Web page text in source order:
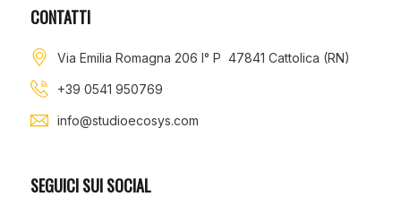
CONTATTI
Via Emilia Romagna 206 I° P 47841 Cattolica (RN)
+39 0541 950769
info@studioecosys.com
SEGUICI SUI SOCIAL